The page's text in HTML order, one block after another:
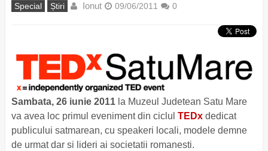
Special Știri Ionut 09/06/2011 0
Sambata, 26 iunie 2011la Muzeul Judetean Satu Mare
va avea loc primul eveniment din ciclul TEDx dedicat
publicului satmarean, cu speakeri locali, modele demne
de urmat dar si lideri ai societatii romanesti.